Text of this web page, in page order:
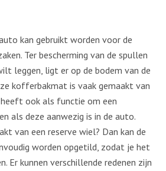
kan gebruikt worden voor de
Ter bescherming van de spullen
leggen, ligt er op de bodem van de
kofferbakmat is vaak gemaakt van
ook als functie om een
als deze aanwezig is in de auto.
van een reserve wiel? Dan kan de
worden opgetild, zodat je het
Er kunnen verschillende redenen zijn